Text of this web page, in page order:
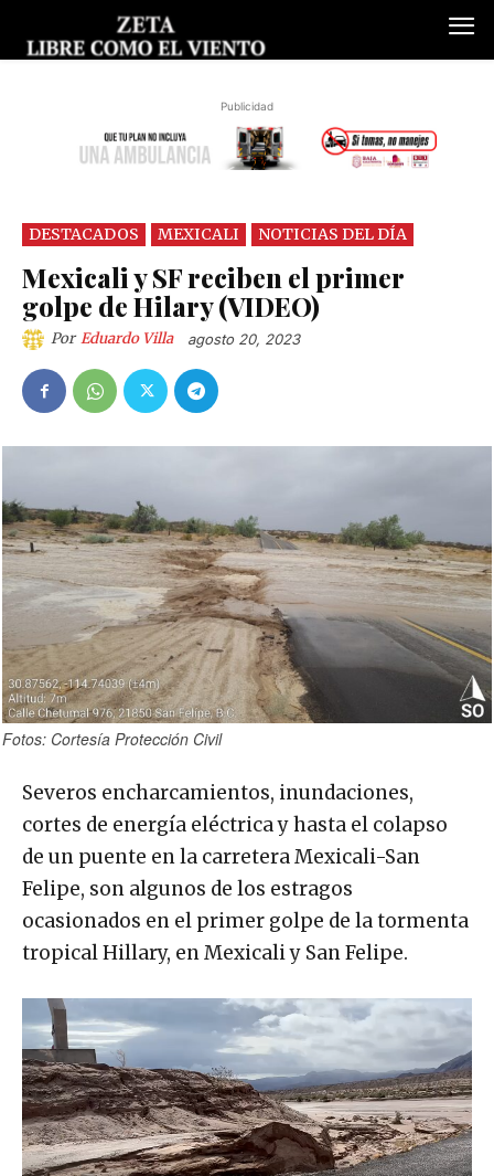
Publicidad
DESTACADOS MEXICALI NOTICIAS DEL DÍA
Mexicali y SF reciben el primer
golpe de Hilary (VIDEO)
Por Eduardo Villa agosto 20, 2023
Fotos: Cortesía Protección Civil
Severos encharcamientos, inundaciones,
cortes de energía eléctrica y hasta el colapso
de un puente en la carretera Mexicali-San
Felipe, son algunos de los estragos
ocasionados en el primer golpe de la tormenta
tropical Hillary, en Mexicali y San Felipe.